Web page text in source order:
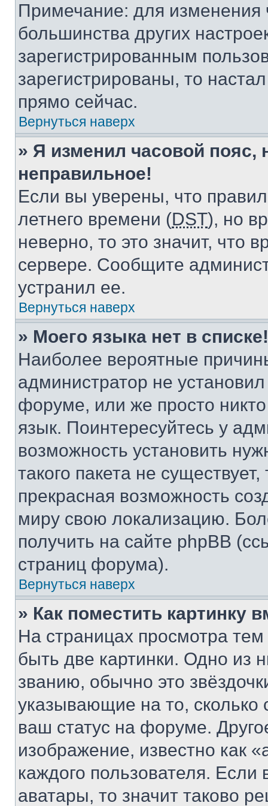
Примечание: для изменения
большинства других
зарегистрированным
зарегистрированы, то
прямо сейчас.
Вернуться наверх
» Я изменил часовой пояс,
неправильное!
Если вы уверены, что
летнего времени (DST), но
неверно, то это значит, что
сервере. Сообщите
устранил ее.
Вернуться наверх
» Моего языка нет в списке!
Наиболее вероятные
администратор не
форуме, или же просто
язык. Поинтересуйтесь у
возможность установить
такого пакета не
прекрасная возможность
миру свою локализацию.
получить на сайте phpBB
страниц форума).
Вернуться наверх
» Как поместить картинку
На страницах просмотра
быть две картинки. Одно из
званию, обычно это
указывающие на то,
ваш статус на форуме.
изображение, известно как
каждого пользователя.
аватары, то значит таково